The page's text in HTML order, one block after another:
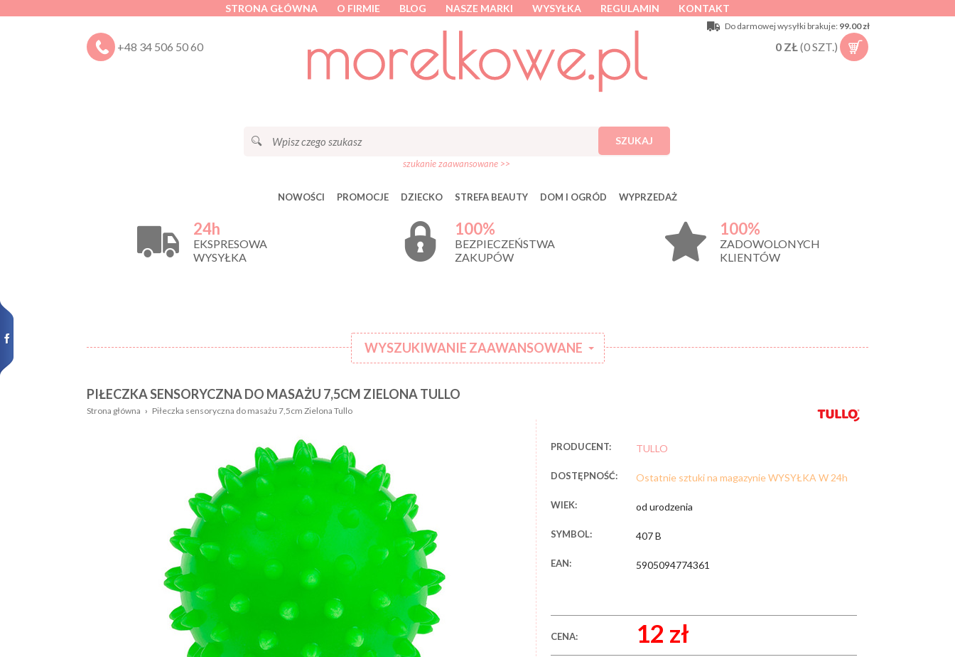
STRONA GŁÓWNA O FIRMIE BLOG NASZE MARKI WYSYŁKA REGULAMIN KONTAKT
+48 34 506 50 60
Do darmowej wysyłki brakuje: 99.00 zł
0 ZŁ(0SZT.)
SZUKAJ
szukanie zaawansowane >>
NOWOŚCI PROMOCJE DZIECKO STREFA BEAUTY DOM I OGRÓD WYPRZEDAŻ
24h
EKSPRESOWA
WYSYŁKA
100%
BEZPIECZEŃSTWA
ZAKUPÓW
100%
ZADOWOLONYCH
KLIENTÓW
WYSZUKIWANIE ZAAWANSOWANE
Nazwa: Płeć:
Wzór:
PIŁECZKA SENSORYCZNA DO MASAŻU 7,5CM ZIELONA TULLO
Strona główna › Piłeczka sensoryczna do masażu 7,5cm Zielona Tullo
PRODUCENT: TULLO
DOSTĘPNOŚĆ: Ostatnie sztuki na magazynie WYSYŁKA W 24h
WIEK: od urodzenia
SYMBOL: 407 B
EAN: 5905094774361
CENA: 12 zł